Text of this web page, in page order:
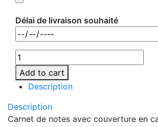
Délai de livraison souhaité
Add to cart
Description
Description
Carnet de notes avec couverture en